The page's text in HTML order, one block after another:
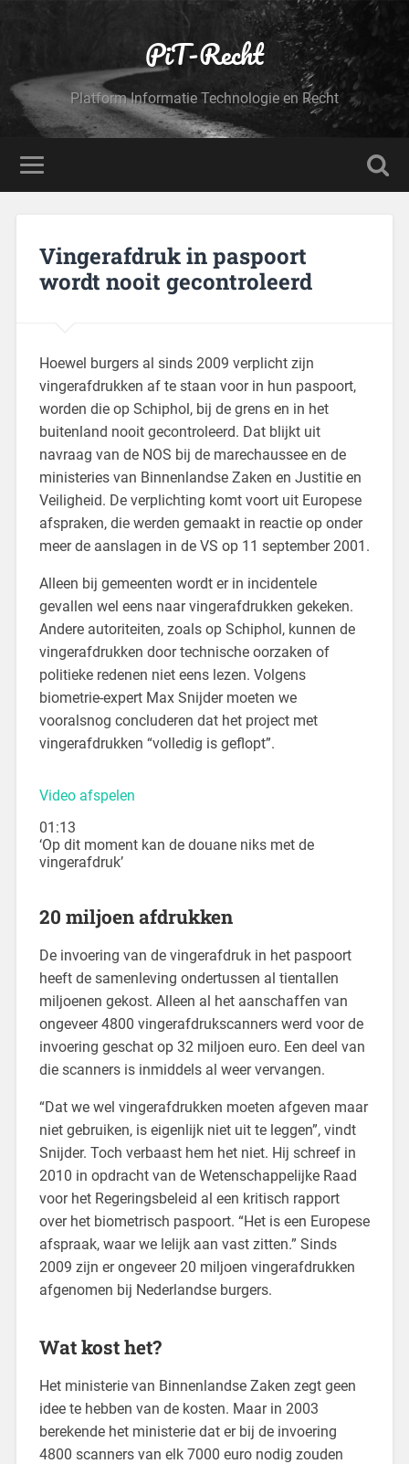
PiT-Recht
Platform Informatie Technologie en Recht
Vingerafdruk in paspoort
wordt nooit gecontroleerd
Hoewel burgers al sinds 2009 verplicht zijn
vingerafdrukken af te staan voor in hun paspoort,
worden die op Schiphol, bij de grens en in het
buitenland nooit gecontroleerd. Dat blijkt uit
navraag van de NOS bij de marechaussee en de
ministeries van Binnenlandse Zaken en Justitie en
Veiligheid. De verplichting komt voort uit Europese
afspraken, die werden gemaakt in reactie op onder
meer de aanslagen in de VS op 11 september 2001.
Alleen bij gemeenten wordt er in incidentele
gevallen wel eens naar vingerafdrukken gekeken.
Andere autoriteiten, zoals op Schiphol, kunnen de
vingerafdrukken door technische oorzaken of
politieke redenen niet eens lezen. Volgens
biometrie-expert Max Snijder moeten we
vooralsnog concluderen dat het project met
vingerafdrukken “volledig is geflopt”.
Video afspelen
01:13
‘Op dit moment kan de douane niks met de
vingerafdruk’
20 miljoen afdrukken
De invoering van de vingerafdruk in het paspoort
heeft de samenleving ondertussen al tientallen
miljoenen gekost. Alleen al het aanschaffen van
ongeveer 4800 vingerafdrukscanners werd voor de
invoering geschat op 32 miljoen euro. Een deel van
die scanners is inmiddels al weer vervangen.
“Dat we wel vingerafdrukken moeten afgeven maar
niet gebruiken, is eigenlijk niet uit te leggen”, vindt
Snijder. Toch verbaast hem het niet. Hij schreef in
2010 in opdracht van de Wetenschappelijke Raad
voor het Regeringsbeleid al een kritisch rapport
over het biometrisch paspoort. “Het is een Europese
afspraak, waar we lelijk aan vast zitten.” Sinds
2009 zijn er ongeveer 20 miljoen vingerafdrukken
afgenomen bij Nederlandse burgers.
Wat kost het?
Het ministerie van Binnenlandse Zaken zegt geen
idee te hebben van de kosten. Maar in 2003
berekende het ministerie dat er bij de invoering
4800 scanners van elk 7000 euro nodig zouden